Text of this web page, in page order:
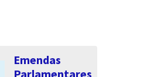
Emendas
Parlamentares